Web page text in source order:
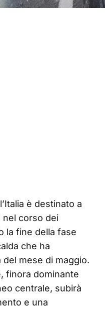
è destinato a
nel corso dei
la fine della fase
che ha
mese di maggio.
finora dominante
centrale, subirà
e una